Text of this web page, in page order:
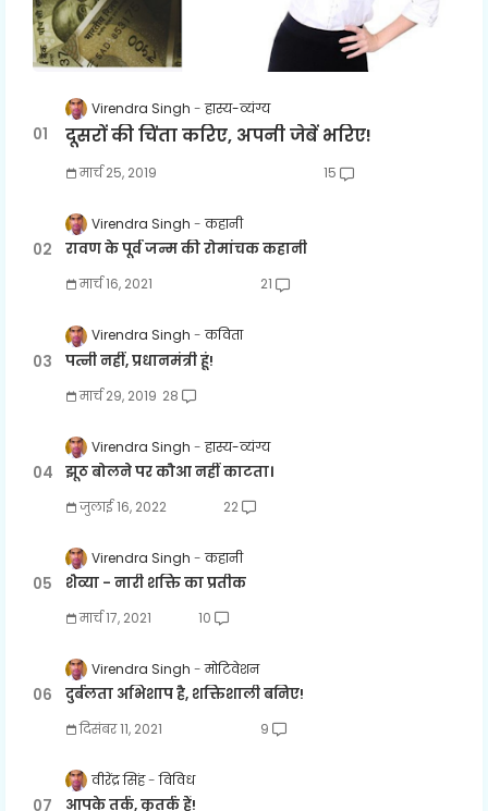
Virendra Singh हास्य-व्यंग्य
दूसरों की चिंता करिए, अपनी जेबें भरिए!
मार्च 25, 2019 15
Virendra Singh कहानी
रावण के पूर्व जन्म की रोमांचक कहानी
मार्च 16, 2021 21
Virendra Singh कविता
पत्नी नहीं, प्रधानमंत्री हूं!
मार्च 29, 2019 28
Virendra Singh हास्य-व्यंग्य
झूठ बोलने पर कौआ नहीं काटता।
जुलाई 16, 2022 22
Virendra Singh कहानी
शैव्या - नारी शक्ति का प्रतीक
मार्च 17, 2021 10
Virendra Singh मोटिवेशन
दुर्बलता अभिशाप है, शक्तिशाली बनिए!
दिसंबर 11, 2021 9
वीरेंद्र सिंह विविध
आपके तर्क, कुतर्क हैं!